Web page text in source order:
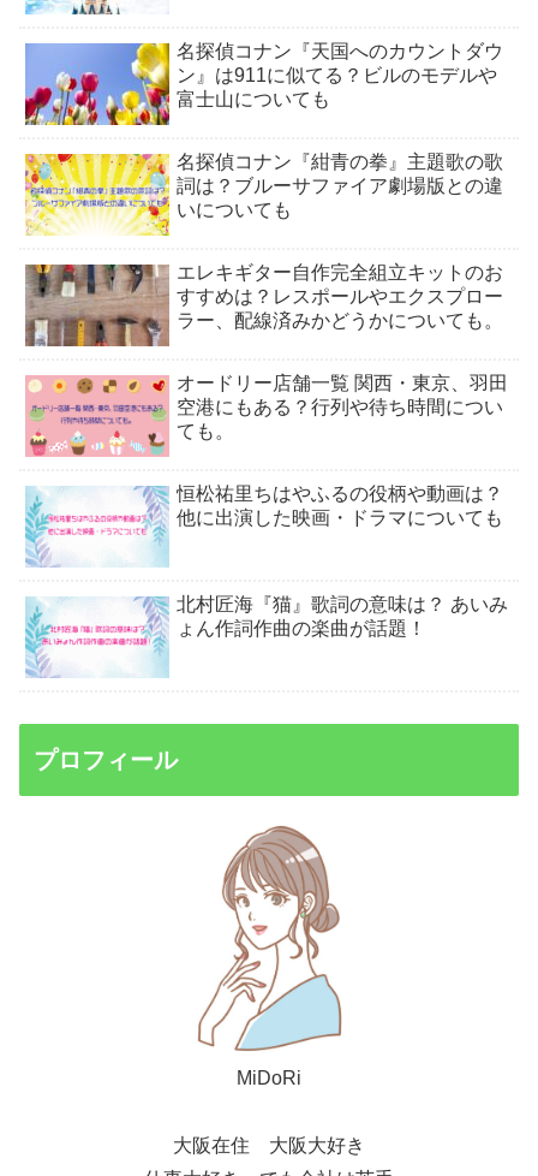
名探偵コナン『天国へのカウントダウ
ン』は911に似てる？ビルのモデルや
富士山についても
名探偵コナン『紺青の拳』主題歌の歌
詞は？ブルーサファイア劇場版との違
いについても
エレキギター自作完全組立キットのお
すすめは？レスポールやエクスプロー
ラー、配線済みかどうかについても。
オードリー店舗一覧 関西・東京、羽田
空港にもある？行列や待ち時間につい
ても。
恒松祐里ちはやふるの役柄や動画は？
他に出演した映画・ドラマについても
北村匠海『猫』歌詞の意味は？ あいみ
ょん作詞作曲の楽曲が話題！
プロフィール
MiDoRi
大阪在住 大阪大好き